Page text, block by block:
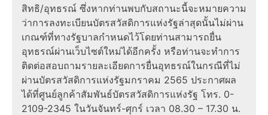
สิทธิ/อุทธรณ์ ซึ่งหากท่านพบกับสถานะนี้จะหมายความ
ว่าการลงทะเบียนบัตรสวัสดิการแห่งรัฐล่าสุดนั้นไม่ผ่าน
เกณฑ์ที่ทางรัฐบาลกำหนดไว้โดยท่านสามารถยื่น
อุทธรณ์ผ่านเว็บไซต์ใหม่ได้อีกครั้ง หรือท่านจะทำการ
ติดต่อสอบถามรายละเอียดการยื่นอุทธรณ์ในกรณีที่ไม่
ผ่านบัตรสวัสดิการแห่งรัฐมกราคม 2565 ประกาศผล
ได้ที่ศูนย์ลูกค้าสัมพันธ์บัตรสวัสดิการแห่งรัฐ โทร. 0-
2109-2345 ในวันจันทร์-ศุกร์ เวลา 08.30 – 17.30 น.